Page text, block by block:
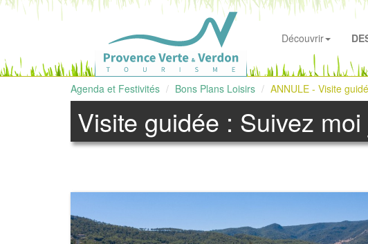
Découvrir
Agenda et Festivités Bons Plans Loisirs ANNULE - Visite
Visite guidée : Suivez